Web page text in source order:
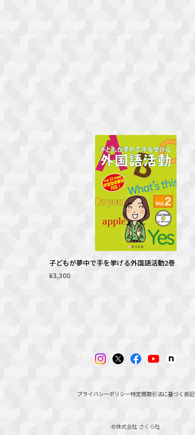
子どもが夢中で手を挙げる外国語活動2巻
¥3,300
プライバシーポリシー特定商取引法に基づく表記
©︎株式会社 さくら社